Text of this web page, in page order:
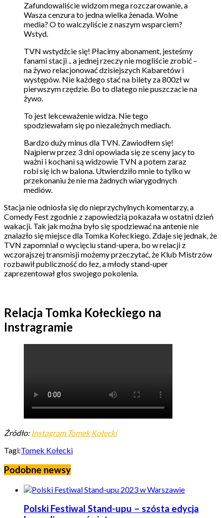
Zafundowaliście widzom mega rozczarowanie, a
Wasza cenzura to jedna wielka żenada. Wolne
media? O to walczyliście z naszym wsparciem?
Wstyd.
TVN wstydźcie się! Płacimy abonament, jesteśmy
fanami stacji .. a jednej rzeczy nie mogliście zrobić –
na żywo relacjonować dzisiejszych Kabaretów i
występów. Nie każdego stać na bilety za 800zł w
pierwszym rzędzie. Bo to dlatego nie puszczacie na
żywo.
To jest lekceważenie widza. Nie tego
spodziewałam się po niezależnych mediach.
Bardzo duży minus dla TVN. Zawiodłem się!
Najpierw przez 3 dni opowiada się ze sceny jacy to
ważni i kochani są widzowie TVN a potem zaraz
robi się ich w balona. Utwierdziło mnie to tylko w
przekonaniu że nie ma żadnych wiarygodnych
mediów.
Stacja nie odniosła się do nieprzychylnych komentarzy, a
Comedy Fest zgodnie z zapowiedzią pokazała w ostatni dzień
wakacji. Tak jak można było się spodziewać na antenie nie
znalazło się miejsce dla Tomka Kołeckiego. Zdaje się jednak, że
TVN zapomniał o wycięciu stand-upera, bo w relacji z
wczorajszej transmisji możemy przeczytać, że Klub Mistrzów
rozbawił publiczność do łez, a młody stand-uper
zaprezentował głos swojego pokolenia.
Relacja Tomka Kołeckiego na
Instragramie
Źródło: Instagram Tomek Kołecki
Tagi:Tomek Kołecki
Podobne newsy
Polski Festiwal Stand-upu – szósta edycja